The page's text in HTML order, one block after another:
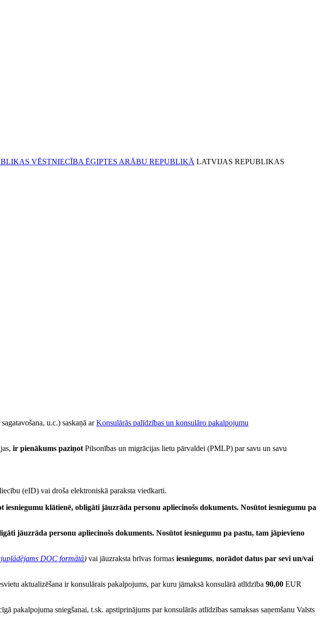
LATVIJAS REPUBLIKAS
u.c.) saskaņā arKonsulārās palīdzības un konsulāro pakalpojumu
ir pienākums paziņot Pilsonības un migrācijas lietu pārvaldei (PMLP) par savu un savu
(eID) vai droša elektroniskā paraksta viedkarti.
iesniegumu klātienē, obligāti jāuzrāda personu apliecinošs dokuments. Nosūtot iesniegumu pa
jāuzrāda personu apliecinošs dokuments. Nosūtot iesniegumu pa pastu, tam jāpievieno
DOC formātā) vai jāuzraksta brīvas formas iesniegums, norādot datus par sevi un/vai
aktualizēšana ir konsulārais pakalpojums, par kuru jāmaksā konsulārā atlīdzība 90,00 EUR
sniegšanai, t.sk. apstiprinājums par konsulārās atlīdzības samaksas saņemšanu Valsts